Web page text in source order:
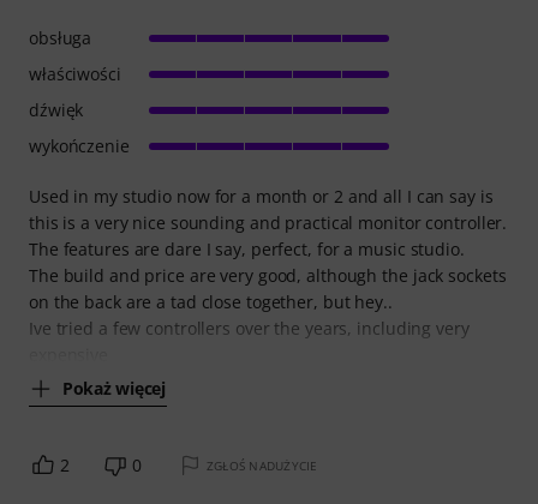
Used in my studio now for a month or 2 and all I can say is
this is a very nice sounding and practical monitor controller.
The features are dare I say, perfect, for a music studio.
The build and price are very good, although the jack sockets
on the back are a tad close together, but hey..
Ive tried a few controllers over the years, including very
Pokaż więcej
obsługa
właściwości
dźwięk
wykończenie
2 0 ZGŁOŚ NADUŻYCIE